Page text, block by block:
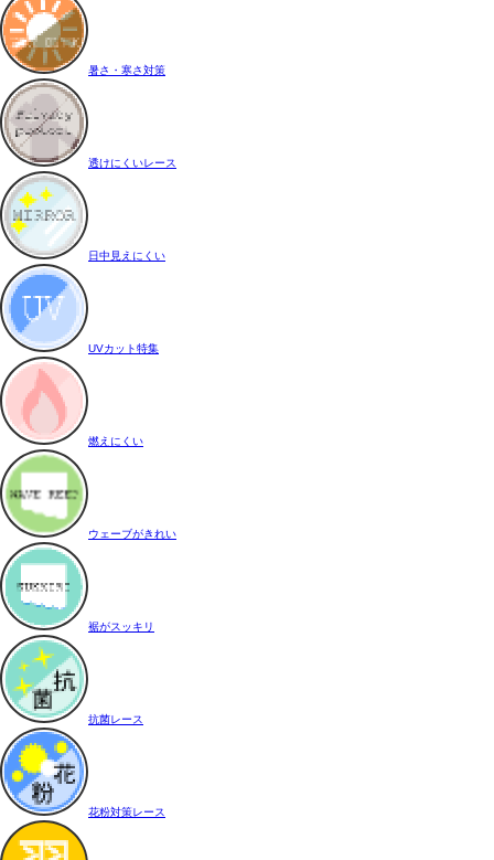
暑さ・寒さ対策
透けにくいレース
日中見えにくい
UVカット特集
燃えにくい
ウェーブがきれい
裾がスッキリ
抗菌レース
花粉対策レース